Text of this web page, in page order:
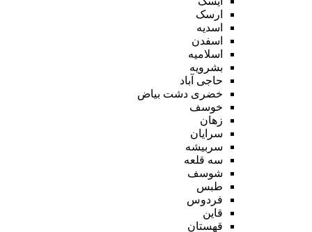
ارسک
اسدیه
اسفدن
اسلامیه
بشرویه
حاجی آباد
خضری دشت بیاض
خوسف
زهان
سرایان
سربیشه
سه قلعه
شوسف
طبس
فردوس
قاین
قهستان